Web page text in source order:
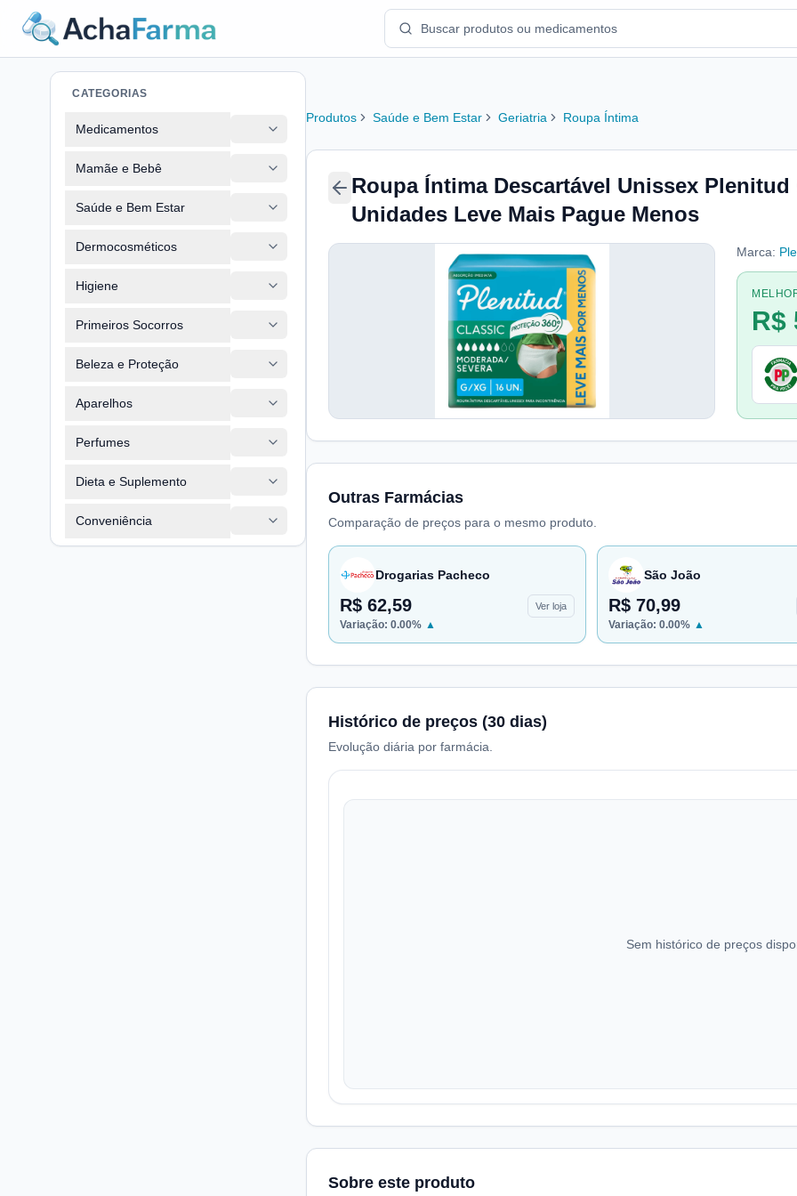
CATEGORIAS
Medicamentos
Mamãe e Bebê
Saúde e Bem Estar
Dermocosméticos
Higiene
Primeiros Socorros
Beleza e Proteção
Aparelhos
Perfumes
Dieta e Suplemento
Conveniência
Produtos Saúde e Bem Estar Geriatria Roupa Íntima
Roupa Íntima Descartável Unissex Plenitud
Unidades Leve Mais Pague Menos
Marca:
R$
Outras Farmácias
Comparação de preços para o mesmo produto.
Drogarias Pacheco
R$ 62,59 Ver loja
Variação: 0.00% ▲
São João
R$ 70,99
Variação: 0.00% ▲
Histórico de preços (30 dias)
Evolução diária por farmácia.
Sem histórico de preços
Sobre este produto